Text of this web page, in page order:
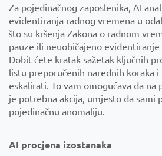
Za pojedinačnog zaposlenika, AI
evidentiranja radnog vremena u
što su kršenja Zakona o radnom
pauze ili neuobičajeno evidentiranje
Dobit ćete kratak sažetak ključnih
listu preporučenih narednih koraka i
eskalirati. To vam omogućava da
je potrebna akcija, umjesto da sami
pojedinačnu anomaliju.
AI procjena izostanaka